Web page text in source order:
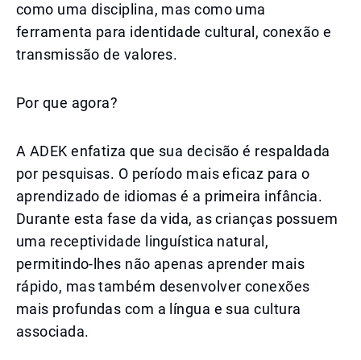
como uma disciplina, mas como uma
ferramenta para identidade cultural, conexão e
transmissão de valores.
Por que agora?
A ADEK enfatiza que sua decisão é respaldada
por pesquisas. O período mais eficaz para o
aprendizado de idiomas é a primeira infância.
Durante esta fase da vida, as crianças possuem
uma receptividade linguística natural,
permitindo-lhes não apenas aprender mais
rápido, mas também desenvolver conexões
mais profundas com a língua e sua cultura
associada.